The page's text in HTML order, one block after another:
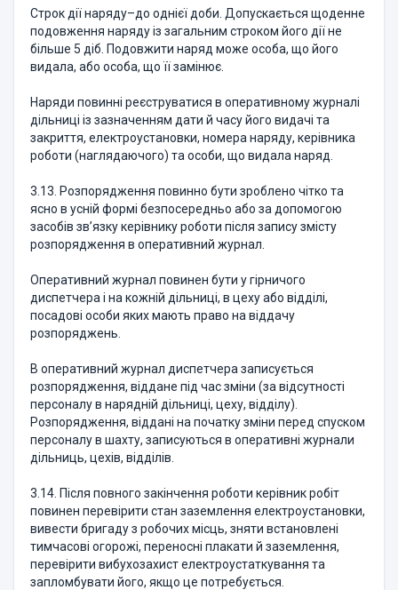
Строк дії наряду–до однієї доби. Допускається щоденне
подовження наряду із загальним строком його дії не
більше 5 діб. Подовжити наряд може особа, що його
видала, або особа, що її замінює.
Наряди повинні реєструватися в оперативному журналі
дільниці із зазначенням дати й часу його видачі та
закриття, електроустановки, номера наряду, керівника
роботи (наглядаючого) та особи, що видала наряд.
3.13. Розпорядження повинно бути зроблено чітко та
ясно в усній формі безпосередньо або за допомогою
засобів зв’язку керівнику роботи після запису змісту
розпорядження в оперативний журнал.
Оперативний журнал повинен бути у гірничого
диспетчера і на кожній дільниці, в цеху або відділі,
посадові особи яких мають право на віддачу
розпоряджень.
В оперативний журнал диспетчера записується
розпорядження, віддане під час зміни (за відсутності
персоналу в нарядній дільниці, цеху, відділу).
Розпорядження, віддані на початку зміни перед спуском
персоналу в шахту, записуються в оперативні журнали
дільниць, цехів, відділів.
3.14. Після повного закінчення роботи керівник робіт
повинен перевірити стан заземлення електроустановки,
вивести бригаду з робочих місць, зняти встановлені
тимчасові огорожі, переносні плакати й заземлення,
перевірити вибухозахист електроустаткування та
запломбувати його, якщо це потребується.